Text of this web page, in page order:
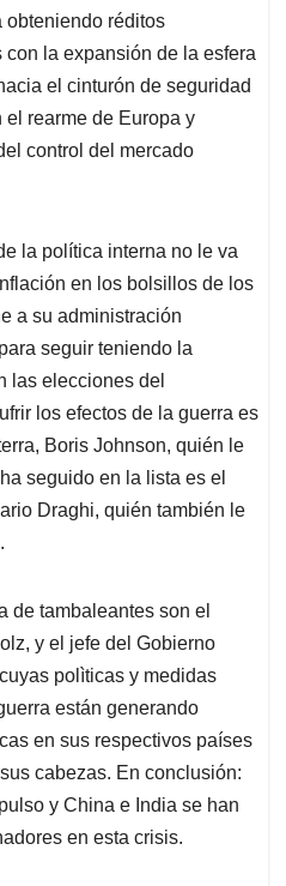
obteniendo réditos
la expansión de la esfera
el cinturón de seguridad
rearme de Europa y
control del mercado
la política interna no le va
en los bolsillos de los
a su administración
seguir teniendo la
las elecciones del
los efectos de la guerra es
Boris Johnson, quién le
seguido en la lista es el
Draghi, quién también le
de tambaleantes son el
y el jefe del Gobierno
polìticas y medidas
están generando
en sus respectivos países
cabezas. En conclusión:
y China e India se han
en esta crisis.